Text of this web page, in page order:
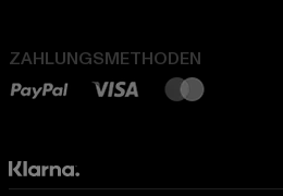
ZAHLUNGSMETHODEN